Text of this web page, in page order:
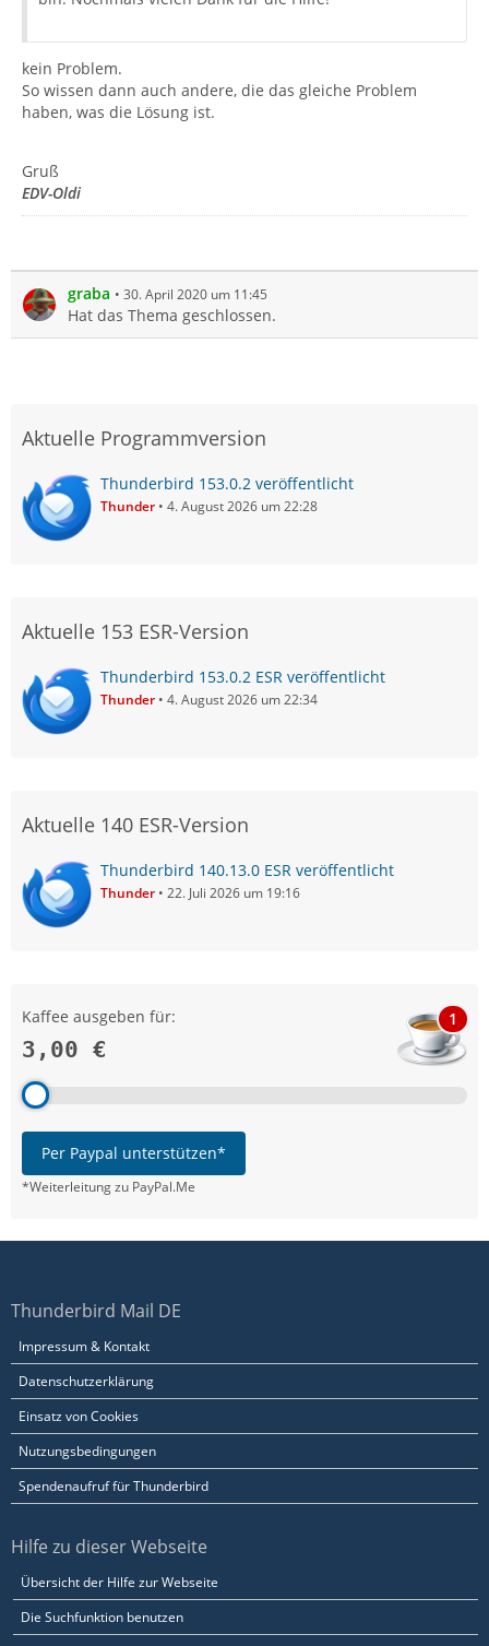
kein Problem.
So wissen dann auch andere, die das gleiche Problem
haben, was die Lösung ist.
Gruß
EDV-Oldi
graba 30. April 2020 um 11:45
Hat das Thema geschlossen.
Aktuelle Programmversion
Thunderbird 153.0.2 veröffentlicht
Thunder 4. August 2026 um 22:28
Aktuelle 153 ESR-Version
Thunderbird 153.0.2 ESR veröffentlicht
Thunder 4. August 2026 um 22:34
Aktuelle 140 ESR-Version
Thunderbird 140.13.0 ESR veröffentlicht
Thunder 22. Juli 2026 um 19:16
Kaffee ausgeben für:
3,00 €
1
Per Paypal unterstützen*
*Weiterleitung zu PayPal.Me
Thunderbird Mail DE
Impressum & Kontakt
Datenschutzerklärung
Einsatz von Cookies
Nutzungsbedingungen
Spendenaufruf für Thunderbird
Hilfe zu dieser Webseite
Übersicht der Hilfe zur Webseite
Die Suchfunktion benutzen